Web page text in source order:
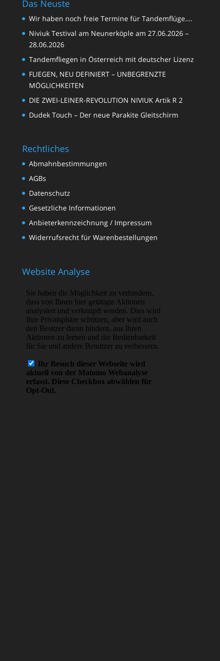
Das Neuste
Wir haben noch freie Termine für Tandemflüge….
Niviuk Testival am Neunerköple am 27.06.2026 –
28.06.2026
Tandemfliegen in Österreich mit deutscher Lizenz
FLIEGEN, NEU DEFINIERT – UNBEGRENZTE
MÖGLICHKEITEN
DIE ZWEI-LEINER-REVOLUTION NIVIUK Artik R 2
Dudek Touch – Der neue Parakite Gleitschirm
Rechtliches
Abmahnbestimmungen
AGBs
Datenschutz
Gesetzliche Informationen
Anbieterkennzeichnung / Impressum
Widerrufsrecht für Warenbestellungen
Website Analyse